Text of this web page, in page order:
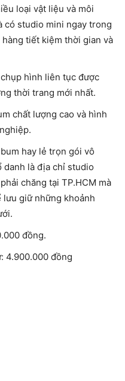
loại vật liệu và môi
có studio mini ngay trong
tiết kiệm thời gian và
hình liên tục được
thời trang mới nhất.
chất lượng cao và hình
hay lẻ trọn gói vô
danh là địa chỉ studio
chăng tại TP.HCM mà
lưu giữ những khoảnh
đồng.
4.900.000 đồng